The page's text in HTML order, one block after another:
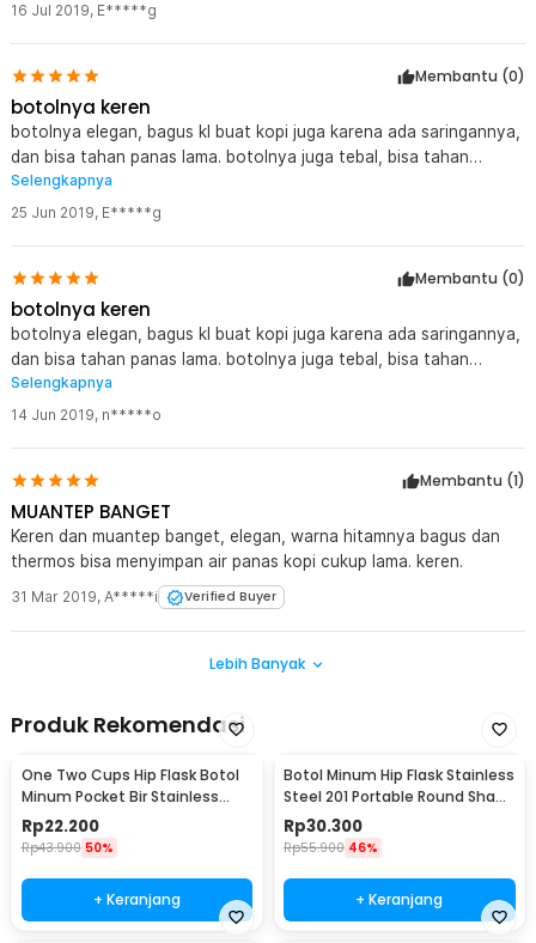
16 Jul 2019, E*****g
Membantu (0)
botolnya keren
botolnya elegan, bagus kl buat kopi juga karena ada saringannya,
dan bisa tahan panas lama. botolnya juga tebal, bisa tahan
bantingan. awet jadinya. kl buat jalan2 harus dibawa botol ini !!
Selengkapnya
25 Jun 2019, E*****g
Membantu (0)
botolnya keren
botolnya elegan, bagus kl buat kopi juga karena ada saringannya,
dan bisa tahan panas lama. botolnya juga tebal, bisa tahan
bantingan. awet jadinya. kl buat jalan2 harus dibawa botol ini !!
Selengkapnya
14 Jun 2019, n*****o
Membantu (1)
MUANTEP BANGET
Keren dan muantep banget, elegan, warna hitamnya bagus dan
thermos bisa menyimpan air panas kopi cukup lama. keren.
31 Mar 2019, A*****i Verified Buyer
Lebih Banyak
Produk Rekomendasi
One Two Cups Hip Flask Botol
Minum Pocket Bir Stainless
Steel 201 8oz - MS351
Rp22.200
Rp43.900 50%
+ Keranjang
Botol Minum Hip Flask Stainless
Steel 201 Portable Round Shape
150ml - B-5
Rp30.300
Rp55.900 46%
+ Keranjang